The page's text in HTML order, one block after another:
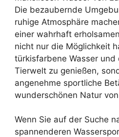
Die bezaubernde
ruhige Atmosphäre
einer wahrhaft
nicht nur die Möglichkeit
türkisfarbene Wasser
Tierwelt zu genießen,
angenehme sportliche
wunderschönen Natur
Wenn Sie auf der Suche
spannenderen